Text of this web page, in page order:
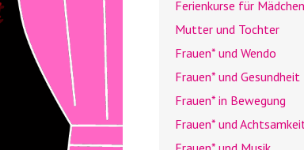
Ferienkurse für
Mutter und Tochter
Frauen* und Wendo
Frauen* und Gesundheit
Frauen* in Bewegung
Frauen* und